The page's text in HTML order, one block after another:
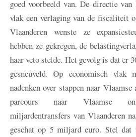
goed voorbeeld van. De directie
vlak een verlaging van de fiscaliteit
Vlaanderen wenste ze
hebben ze gekregen, de
haar veto stelde. Het gevolg is dat er
gesneuveld. Op economisch vlak
nadenken over stappen naar
parcours naar Vlaamse
miljardentransfers van Vlaanderen
geschat op 5 miljard euro. Stel